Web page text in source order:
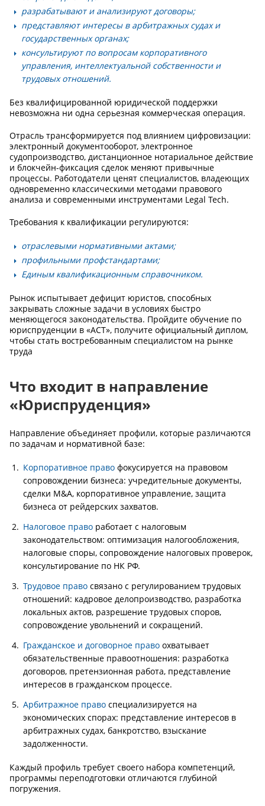
разрабатывают и анализируют договоры;
представляют интересы в арбитражных судах и
государственных органах;
консультируют по вопросам корпоративного
управления, интеллектуальной собственности и
трудовых отношений.
Без квалифицированной юридической поддержки
невозможна ни одна серьезная коммерческая операция.
Отрасль трансформируется под влиянием цифровизации:
электронный документооборот, электронное
судопроизводство, дистанционное нотариальное действие
и блокчейн-фиксация сделок меняют привычные
процессы. Работодатели ценят специалистов, владеющих
одновременно классическими методами правового
анализа и современными инструментами Legal Tech.
Требования к квалификации регулируются:
отраслевыми нормативными актами;
профильными профстандартами;
Единым квалификационным справочником.
Рынок испытывает дефицит юристов, способных
закрывать сложные задачи в условиях быстро
меняющегося законодательства. Пройдите обучение по
юриспруденции в «АСТ», получите официальный диплом,
чтобы стать востребованным специалистом на рынке
труда
Что входит в направление
«Юриспруденция»
Направление объединяет профили, которые различаются
по задачам и нормативной базе:
Корпоративное право фокусируется на правовом
сопровождении бизнеса: учредительные документы,
сделки M&A, корпоративное управление, защита
бизнеса от рейдерских захватов.
Налоговое право работает с налоговым
законодательством: оптимизация налогообложения,
налоговые споры, сопровождение налоговых проверок,
консультирование по НК РФ.
Трудовое право связано с регулированием трудовых
отношений: кадровое делопроизводство, разработка
локальных актов, разрешение трудовых споров,
сопровождение увольнений и сокращений.
Гражданское и договорное право охватывает
обязательственные правоотношения: разработка
договоров, претензионная работа, представление
интересов в гражданском процессе.
Арбитражное право специализируется на
экономических спорах: представление интересов в
арбитражных судах, банкротство, взыскание
задолженности.
Каждый профиль требует своего набора компетенций,
программы переподготовки отличаются глубиной
погружения.